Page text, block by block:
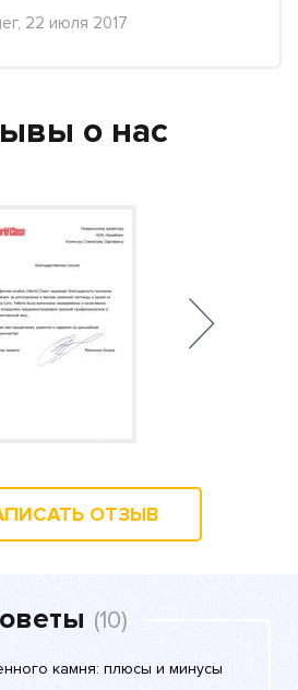
22 июля 2017
о нас
ОТЗЫВ
(10)
камня: плюсы и минусы